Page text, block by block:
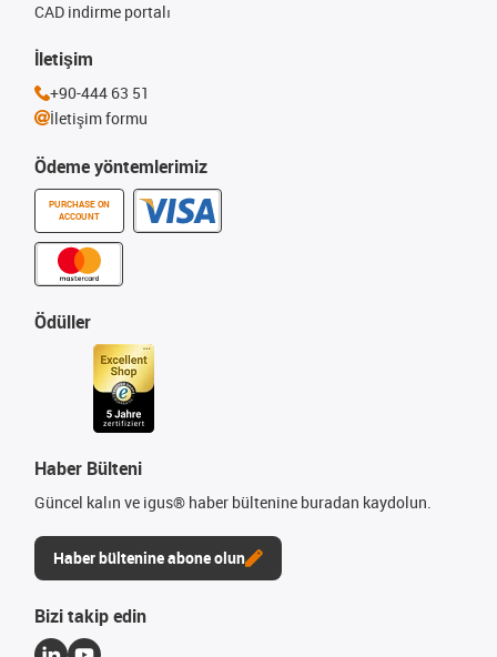
Ödeme yöntemlerimiz
PURCHASE ON
ACCOUNT
CAD indirme portalı
Ödüller
Haber Bülteni
Güncel kalın ve igus® haber bültenine buradan kaydolun.
Haber bültenine abone olun
İletişim
+90-444 63 51
İletişim formu
Bizi takip edin